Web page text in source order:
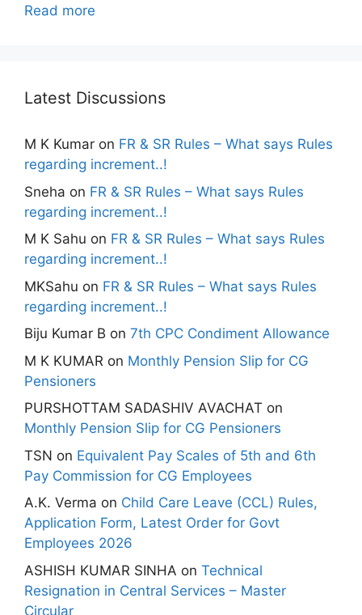
Read more
Latest Discussions
M K Kumar on FR & SR Rules – What says Rules
regarding increment..!
Sneha on FR & SR Rules – What says Rules
regarding increment..!
M K Sahu on FR & SR Rules – What says Rules
regarding increment..!
MKSahu on FR & SR Rules – What says Rules
regarding increment..!
Biju Kumar B on 7th CPC Condiment Allowance
M K KUMAR on Monthly Pension Slip for CG
Pensioners
PURSHOTTAM SADASHIV AVACHAT on
Monthly Pension Slip for CG Pensioners
TSN on Equivalent Pay Scales of 5th and 6th
Pay Commission for CG Employees
A.K. Verma on Child Care Leave (CCL) Rules,
Application Form, Latest Order for Govt
Employees 2026
ASHISH KUMAR SINHA on Technical
Resignation in Central Services – Master
Circular